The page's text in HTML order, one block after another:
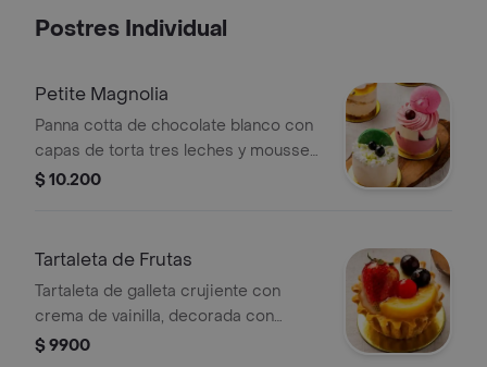
Postres Individual
Petite Magnolia
Panna cotta de chocolate blanco con
capas de torta tres leches y mousse
de frutos rojos terminado con agraz y
$ 10.200
Tartaleta de Frutas
Tartaleta de galleta crujiente con
crema de vainilla, decorada con
fresas, duraznos, uvas y cerezas.
$ 9900